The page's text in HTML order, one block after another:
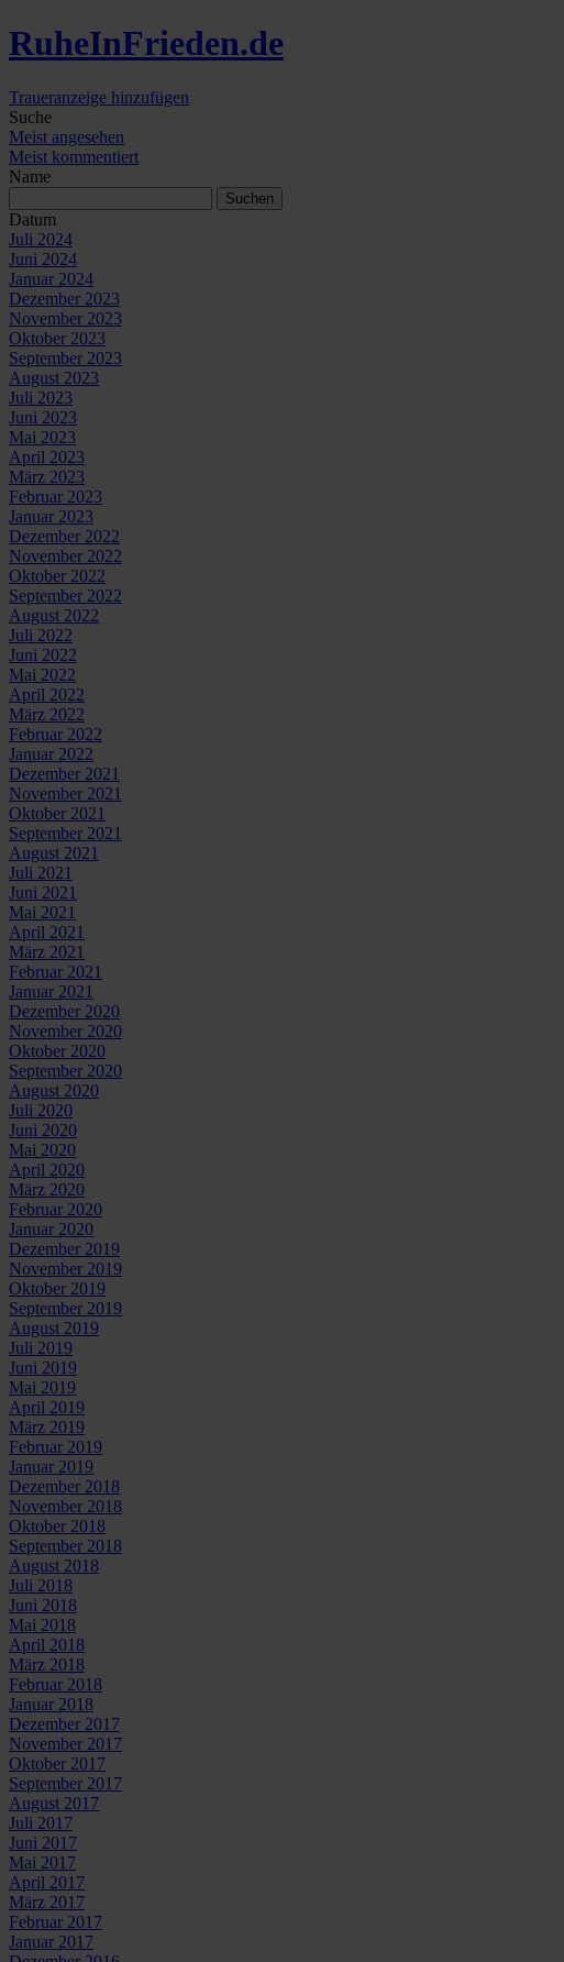
RuheInFrieden.de
Traueranzeige hinzufügen
Suche
Meist angesehen
Meist kommentiert
Name
Datum
Juli 2024
Juni 2024
Januar 2024
Dezember 2023
November 2023
Oktober 2023
September 2023
August 2023
Juli 2023
Juni 2023
Mai 2023
April 2023
März 2023
Februar 2023
Januar 2023
Dezember 2022
November 2022
Oktober 2022
September 2022
August 2022
Juli 2022
Juni 2022
Mai 2022
April 2022
März 2022
Februar 2022
Januar 2022
Dezember 2021
November 2021
Oktober 2021
September 2021
August 2021
Juli 2021
Juni 2021
Mai 2021
April 2021
März 2021
Februar 2021
Januar 2021
Dezember 2020
November 2020
Oktober 2020
September 2020
August 2020
Juli 2020
Juni 2020
Mai 2020
April 2020
März 2020
Februar 2020
Januar 2020
Dezember 2019
November 2019
Oktober 2019
September 2019
August 2019
Juli 2019
Juni 2019
Mai 2019
April 2019
März 2019
Februar 2019
Januar 2019
Dezember 2018
November 2018
Oktober 2018
September 2018
August 2018
Juli 2018
Juni 2018
Mai 2018
April 2018
März 2018
Februar 2018
Januar 2018
Dezember 2017
November 2017
Oktober 2017
September 2017
August 2017
Juli 2017
Juni 2017
Mai 2017
April 2017
März 2017
Februar 2017
Januar 2017